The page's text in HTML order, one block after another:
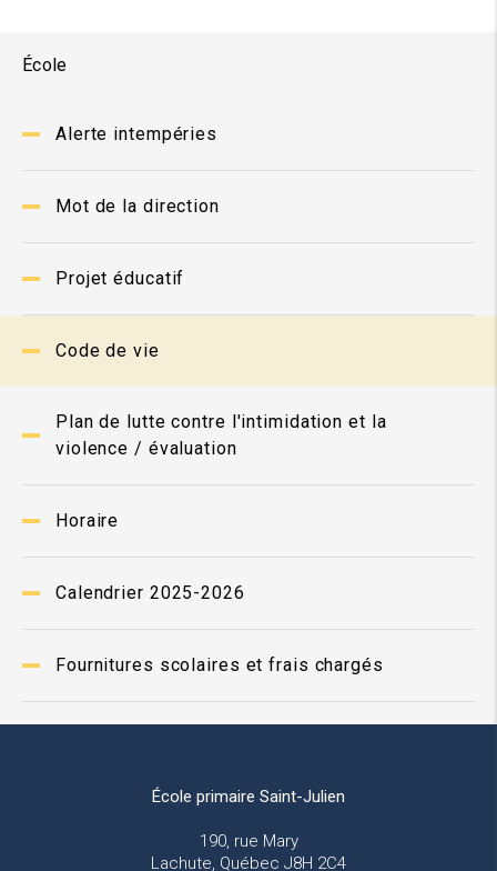
École
Alerte intempéries
Mot de la direction
Projet éducatif
Code de vie
Plan de lutte contre l'intimidation et la
violence / évaluation
Horaire
Calendrier 2025-2026
Fournitures scolaires et frais chargés
École primaire Saint-Julien
190, rue Mary
Lachute, Québec J8H 2C4